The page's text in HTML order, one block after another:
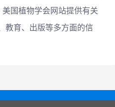
国植物学会网站提供有关
教育、出版等多方面的信